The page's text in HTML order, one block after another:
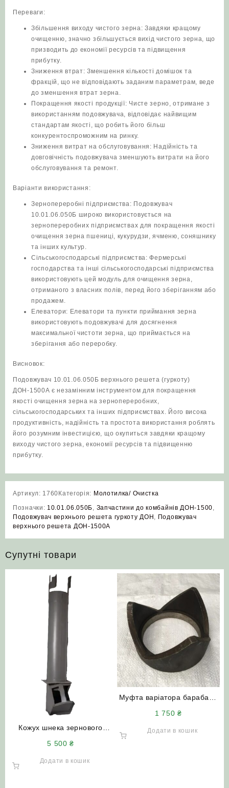
Переваги:
Збільшення виходу чистого зерна: Завдяки кращому
очищенню, значно збільшується вихід чистого зерна, що
призводить до економії ресурсів та підвищення
прибутку.
Зниження втрат: Зменшення кількості домішок та
фракцій, що не відповідають заданим параметрам, веде
до зменшення втрат зерна.
Покращення якості продукції: Чисте зерно, отримане з
використанням подовжувача, відповідає найвищим
стандартам якості, що робить його більш
конкурентоспроможним на ринку.
Зниження витрат на обслуговування: Надійність та
довговічність подовжувача зменшують витрати на його
обслуговування та ремонт.
Варіанти використання:
Зернопереробні підприємства: Подовжувач
10.01.06.050Б широко використовується на
зернопереробних підприємствах для покращення якості
очищення зерна пшениці, кукурудзи, ячменю, соняшнику
та інших культур.
Сільськогосподарські підприємства: Фермерські
господарства та інші сільськогосподарські підприємства
використовують цей модуль для очищення зерна,
отриманого з власних полів, перед його зберіганням або
продажем.
Елеватори: Елеватори та пункти приймання зерна
використовують подовжувачі для досягнення
максимальної чистоти зерна, що приймається на
зберігання або переробку.
Висновок:
Подовжувач 10.01.06.050Б верхнього решета (гуркоту)
ДОН-1500А є незамінним інструментом для покращення
якості очищення зерна на зернопереробних,
сільськогосподарських та інших підприємствах. Його висока
продуктивність, надійність та простота використання роблять
його розумним інвестицією, що окупиться завдяки кращому
виходу чистого зерна, економії ресурсів та підвищенню
прибутку.
Артикул: 1760Категорія: Молотилка/ Очистка
Позначки: 10.01.06.050Б, Запчастини до комбайнів ДОН-1500,
Подовжувач верхнього решета гуркоту ДОН, Подовжувач
верхнього решета ДОН-1500А
Супутні товари
Кожух шнека зернового
комбайна ДОН-1500Б
5 500₴
Додати в кошик
Муфта варіатора барабана
1 750₴
Додати в кошик